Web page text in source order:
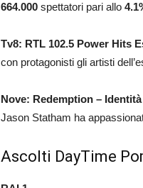
664.000 spettatori pari allo 4.1
Tv8: RTL 102.5 Power Hits
con protagonisti gli artisti
Nove: Redemption –
Jason Statham ha
Ascolti DayTime